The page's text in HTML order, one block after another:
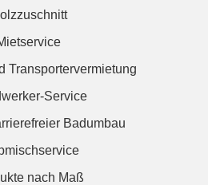
Transportervermietung
Service
Badumbau
nach Maß